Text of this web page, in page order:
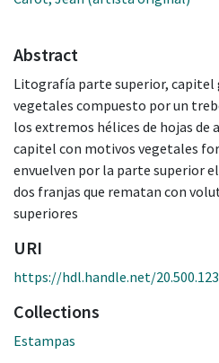
Abstract
Litografía parte superior, capitel
vegetales compuesto por un
los extremos hélices de hojas de
capitel con motivos vegetales
envuelven por la parte superior
dos franjas que rematan con
superiores
URI
https://hdl.handle.net/
Collections
Estampas